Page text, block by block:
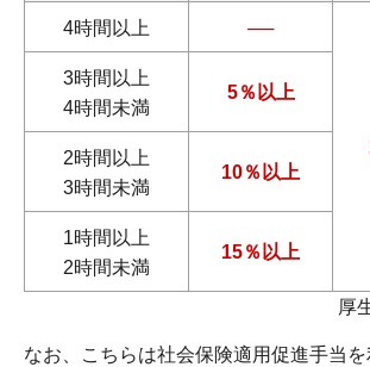
4時間以上 ──
3時間以上
4時間未満
5％以上
2時間以上
3時間未満
10％以上
1時間以上
2時間未満
15％以上
厚
なお、こちらは社会保険適用促進手当